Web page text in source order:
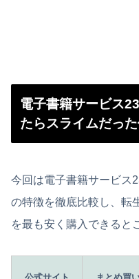
電子書籍サービス
たらスライムだっ
今回は電子書籍サービス
の特徴を徹底比較し、転
を最も安く購入できると